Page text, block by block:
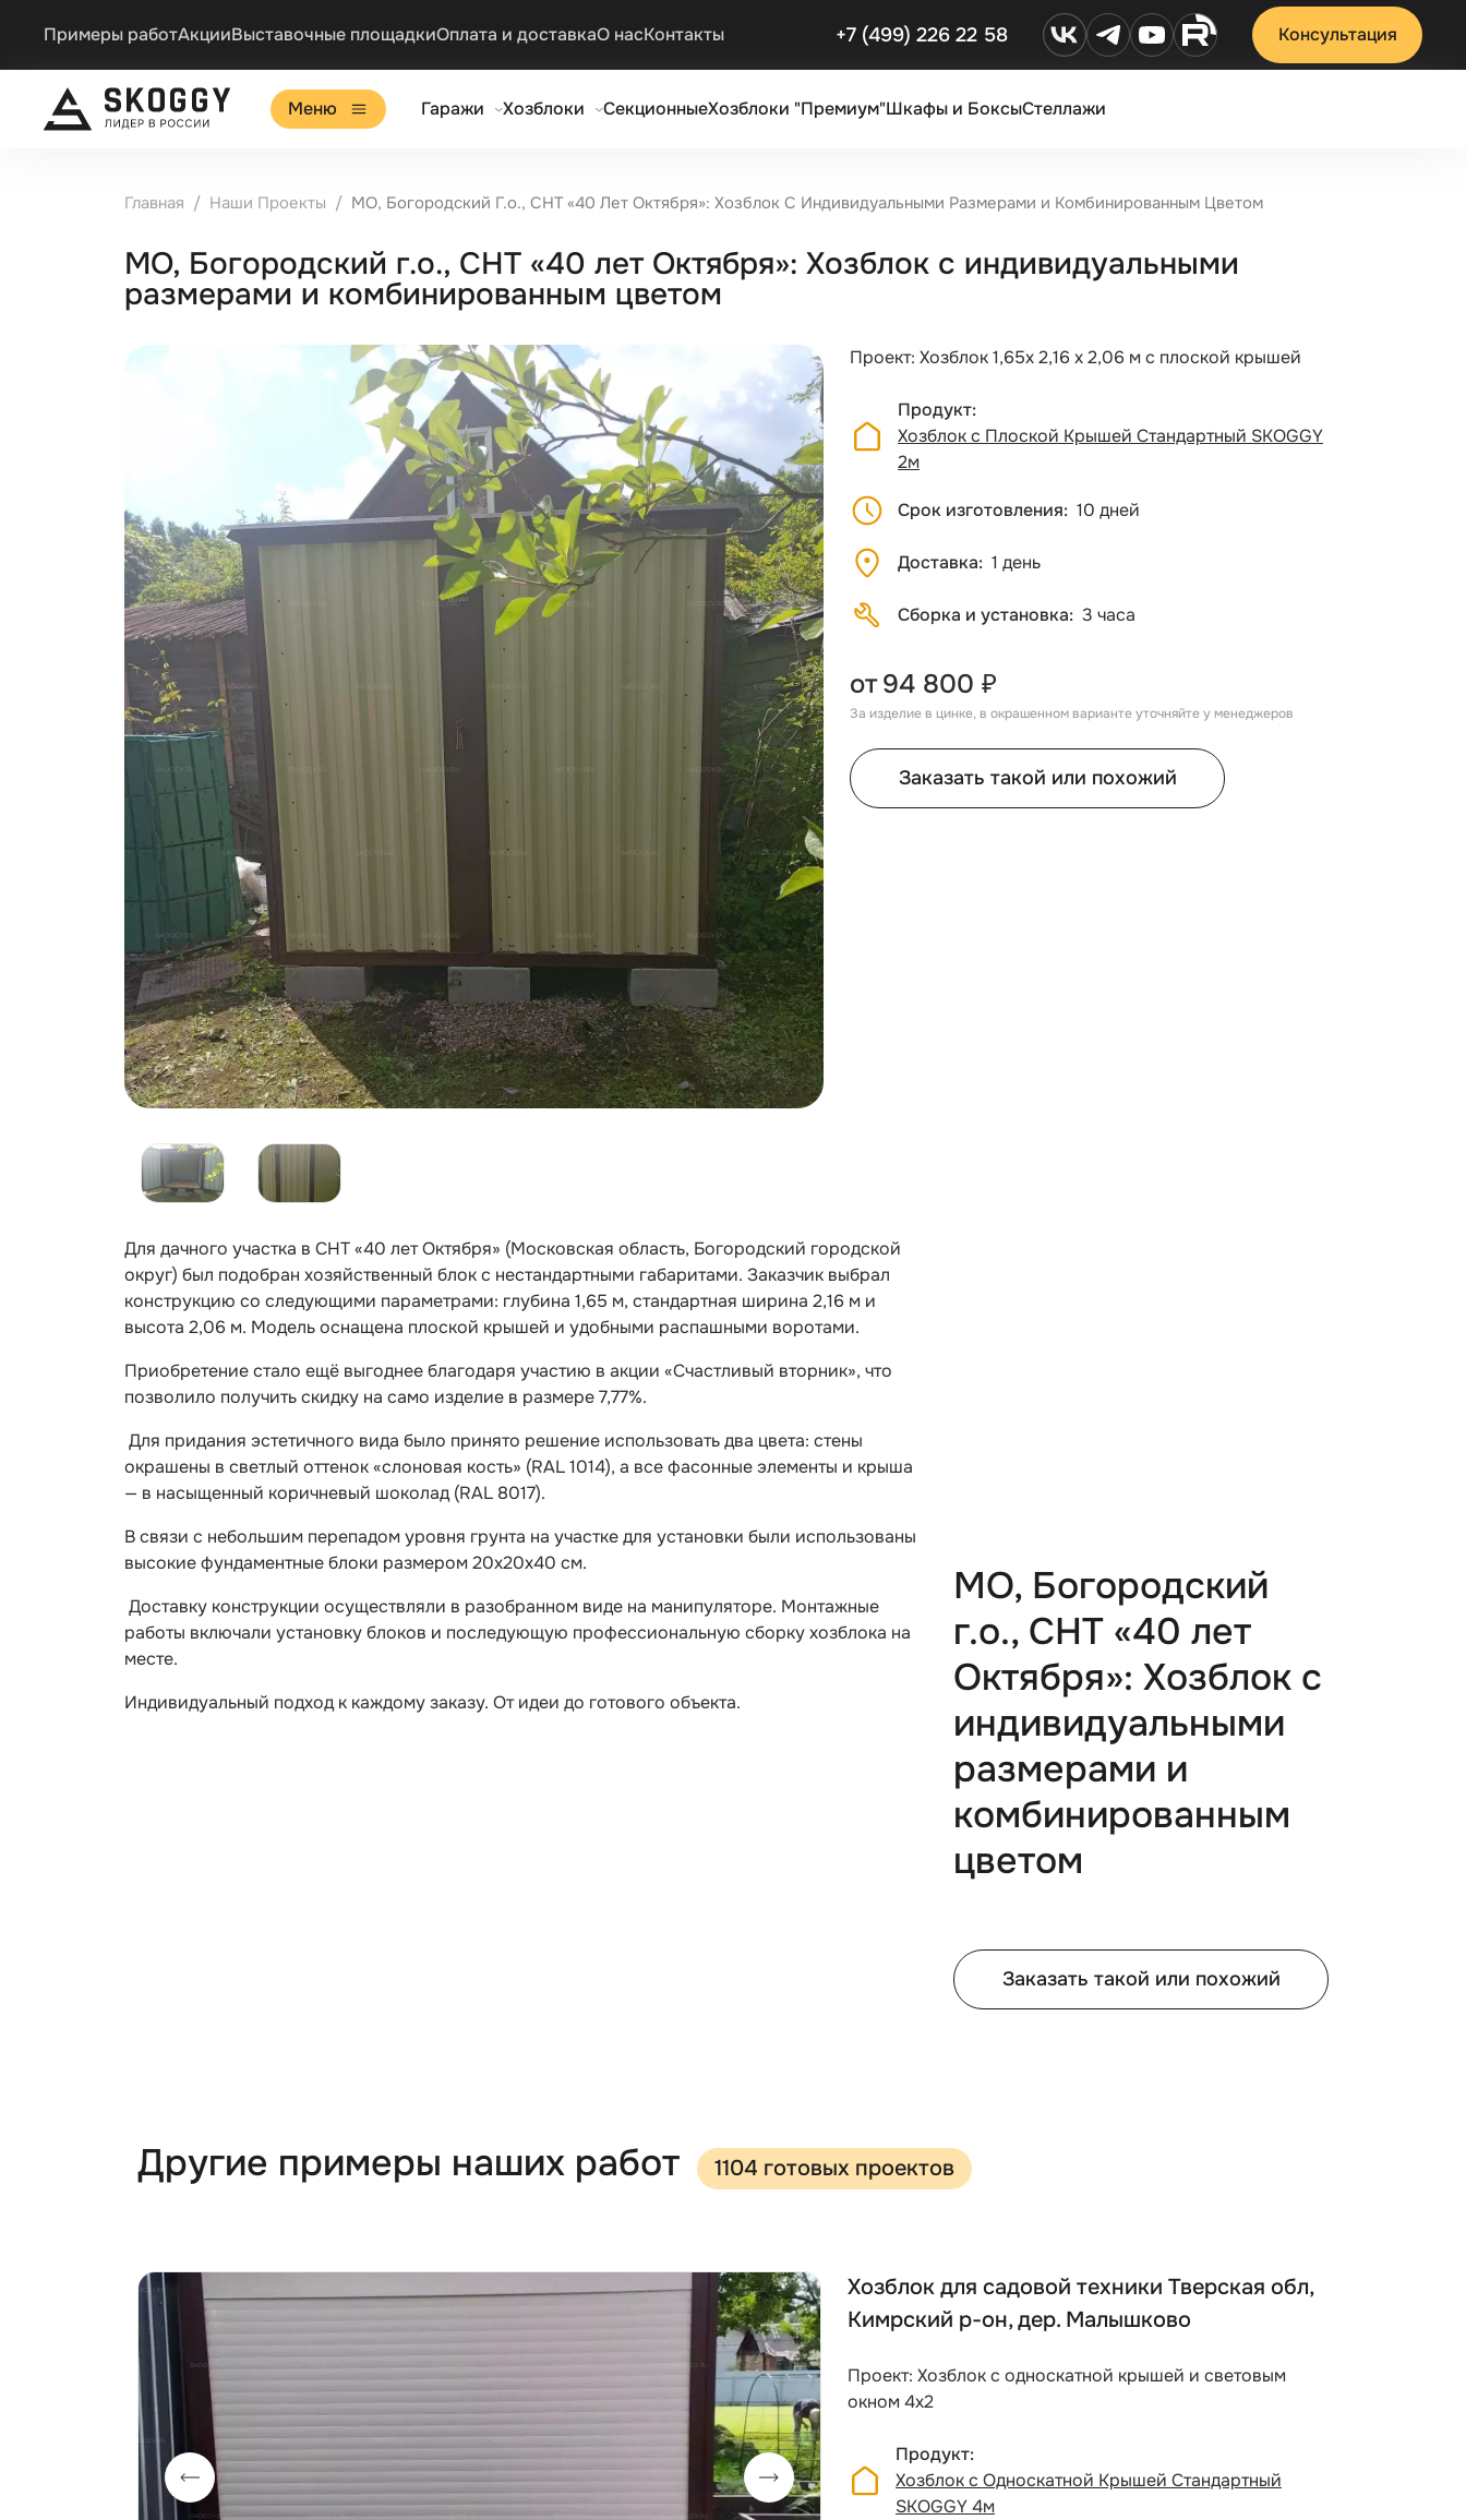
Примеры работАкцииВыставочные площадкиОплата и доставкаО насКонтакты +7 (499) 226 22 58 Консультация
Меню Гаражи Хозблоки СекционныеХозблоки "Премиум"Шкафы и БоксыСтеллажи
Главная Наши Проекты МО, Богородский Г.о., СНТ «40 Лет Октября»: Хозблок С Индивидуальными Размерами и Комбинированным Цветом
МО, Богородский г.о., СНТ «40 лет Октября»: Хозблок с индивидуальными
размерами и комбинированным цветом
Проект: Хозблок 1,65х 2,16 х 2,06 м с плоской крышей
Продукт
Хозблок с Плоской Крышей Стандартный SKOGGY
2м
Срок изготовления 10 дней
Доставка 1 день
Сборка и установка 3 часа
от 94 800 ₽
За изделие в цинке, в окрашенном варианте уточняйте у менеджеров
Заказать такой или похожий
Для дачного участка в СНТ «40 лет Октября» (Московская область, Богородский городской
округ) был подобран хозяйственный блок с нестандартными габаритами. Заказчик выбрал
конструкцию со следующими параметрами: глубина 1,65 м, стандартная ширина 2,16 м и
высота 2,06 м. Модель оснащена плоской крышей и удобными распашными воротами.
Приобретение стало ещё выгоднее благодаря участию в акции «Счастливый вторник», что
позволило получить скидку на само изделие в размере 7,77%.
Для придания эстетичного вида было принято решение использовать два цвета: стены
окрашены в светлый оттенок «слоновая кость» (RAL 1014), а все фасонные элементы и крыша
— в насыщенный коричневый шоколад (RAL 8017).
В связи с небольшим перепадом уровня грунта на участке для установки были использованы
высокие фундаментные блоки размером 20х20х40 см.
Доставку конструкции осуществляли в разобранном виде на манипуляторе. Монтажные
работы включали установку блоков и последующую профессиональную сборку хозблока на
месте.
Индивидуальный подход к каждому заказу. От идеи до готового объекта.
МО, Богородский
г.о., СНТ «40 лет
Октября»: Хозблок с
индивидуальными
размерами и
комбинированным
цветом
Заказать такой или похожий
Другие примеры наших работ 1104 готовых проектов
Хозблок для садовой техники Тверская обл,
Кимрский р-он, дер. Малышково
Проект: Хозблок с односкатной крышей и световым
окном 4х2
Продукт
Хозблок с Односкатной Крышей Стандартный
SKOGGY 4м